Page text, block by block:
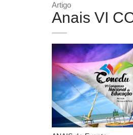
Artigo
Anais VI